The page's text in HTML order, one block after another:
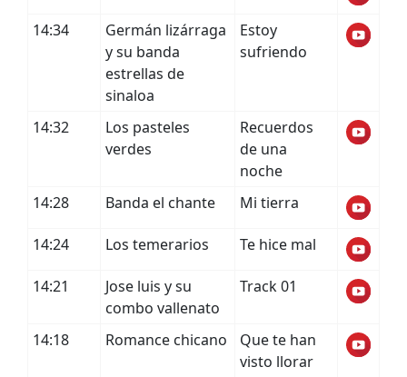
14:34
Germán lizárraga
y su banda
estrellas de
sinaloa
Estoy
sufriendo
14:32
Los pasteles
verdes
Recuerdos
de una
noche
14:28
Banda el chante Mi tierra
14:24 Los temerarios Te hice mal
14:21
Jose luis y su
combo vallenato
Track 01
14:18 Romance chicano
Que te han
visto llorar